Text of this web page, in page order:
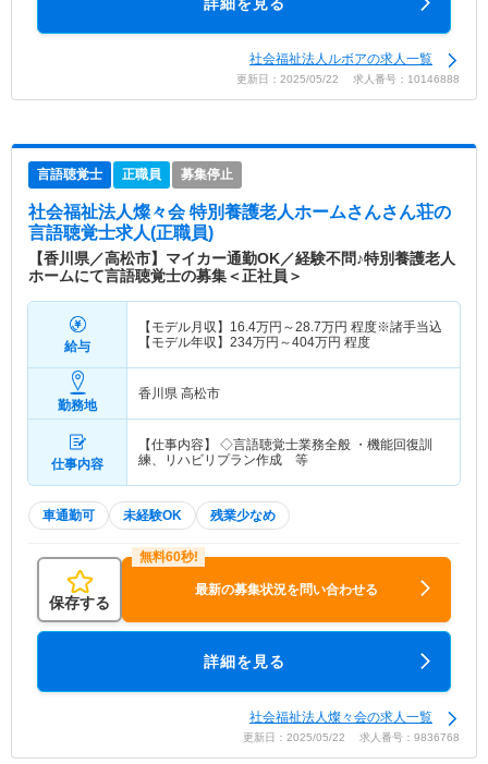
詳細を見る
社会福祉法人ルボアの求人一覧
更新日：2025/05/22 求人番号：10146888
言語聴覚士 正職員 募集停止
社会福祉法人燦々会 特別養護老人ホームさんさん荘の
言語聴覚士求人(正職員)
【香川県／高松市】マイカー通勤OK／経験不問♪特別養護老人
ホームにて言語聴覚士の募集＜正社員＞
給与
【モデル月収】 16.4万円～28.7万円 程度※諸手当込
【モデル年収】 234万円～404万円 程度
勤務地
香川県 高松市
仕事内容
【仕事内容】 ◇言語聴覚士業務全般 ・機能回復訓
練、リハビリプラン作成 等
車通勤可 未経験OK 残業少なめ
保存する
最新の募集状況を問い合わせる
詳細を見る
社会福祉法人燦々会の求人一覧
更新日：2025/05/22 求人番号：9836768